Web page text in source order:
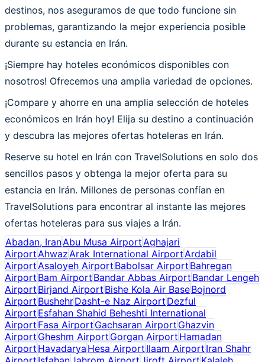
destinos, nos aseguramos de que todo funcione sin
problemas, garantizando la mejor experiencia posible
durante su estancia en Irán.
¡Siempre hay hoteles económicos disponibles con
nosotros! Ofrecemos una amplia variedad de opciones.
¡Compare y ahorre en una amplia selección de hoteles
económicos en Irán hoy! Elija su destino a continuación
y descubra las mejores ofertas hoteleras en Irán.
Reserve su hotel en Irán con TravelSolutions en solo dos
sencillos pasos y obtenga la mejor oferta para su
estancia en Irán. Millones de personas confían en
TravelSolutions para encontrar al instante las mejores
ofertas hoteleras para sus viajes a Irán.
Abadan, IranAbu Musa Airport Aghajari
Airport Ahwaz Arak International Airport Ardabil
Airport Asaloyeh Airport Babolsar Airport Bahregan
Airport Bam Airport Bandar Abbas Airport Bandar Lengeh
Airport Birjand Airport Bishe Kola Air BaseBojnord
Airport BushehrDasht-e Naz Airport Dezful
Airport Esfahan Shahid Beheshti International
Airport Fasa Airport Gachsaran Airport Ghazvin
Airport Gheshm Airport Gorgan Airport Hamadan
Airport Havadarya Hesa Airport Ilaam Airport Iran Shahr